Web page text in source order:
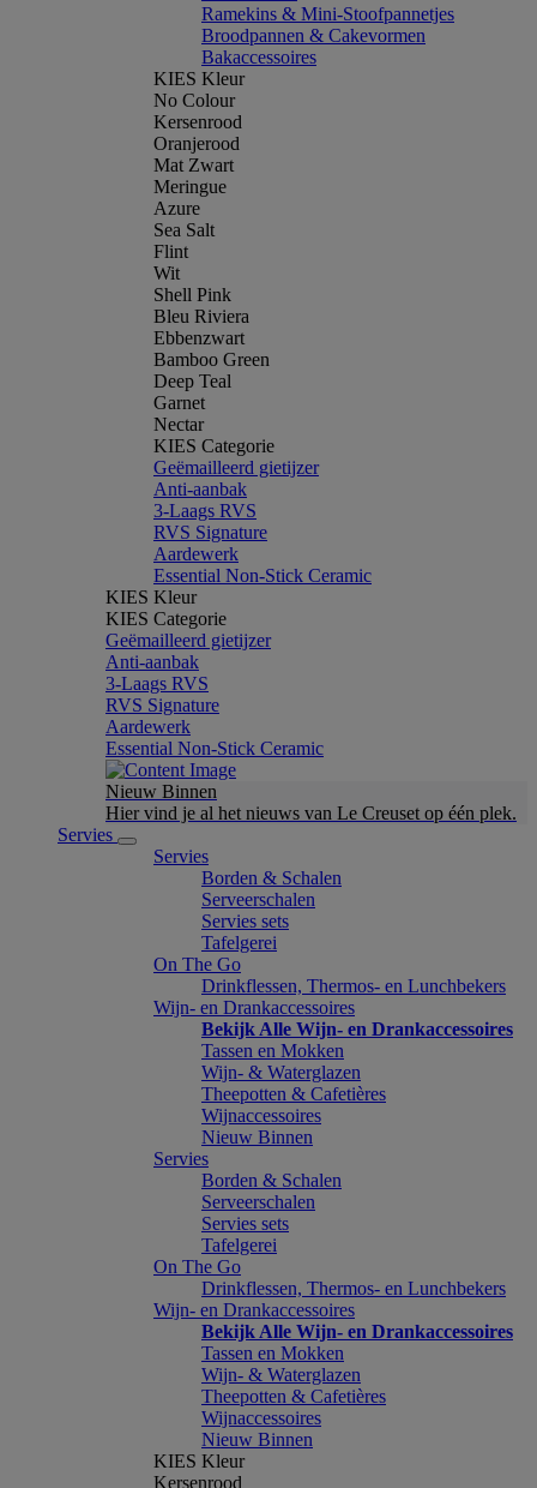
Ramekins & Mini-Stoofpannetjes
Broodpannen & Cakevormen
Bakaccessoires
KIES Kleur
No Colour
Kersenrood
Oranjerood
Mat Zwart
Meringue
Azure
Sea Salt
Flint
Wit
Shell Pink
Bleu Riviera
Ebbenzwart
Bamboo Green
Deep Teal
Garnet
Nectar
KIES Categorie
Geëmailleerd gietijzer
Anti-aanbak
3-Laags RVS
RVS Signature
Aardewerk
Essential Non-Stick Ceramic
KIES Kleur
KIES Categorie
Geëmailleerd gietijzer
Anti-aanbak
3-Laags RVS
RVS Signature
Aardewerk
Essential Non-Stick Ceramic
Nieuw Binnen
Hier vind je al het nieuws van Le Creuset op één plek.
Servies
Servies
Borden & Schalen
Serveerschalen
Servies sets
Tafelgerei
On The Go
Drinkflessen, Thermos- en Lunchbekers
Wijn- en Drankaccessoires
Bekijk Alle Wijn- en Drankaccessoires
Tassen en Mokken
Wijn- & Waterglazen
Theepotten & Cafetières
Wijnaccessoires
Nieuw Binnen
Servies
Borden & Schalen
Serveerschalen
Servies sets
Tafelgerei
On The Go
Drinkflessen, Thermos- en Lunchbekers
Wijn- en Drankaccessoires
Bekijk Alle Wijn- en Drankaccessoires
Tassen en Mokken
Wijn- & Waterglazen
Theepotten & Cafetières
Wijnaccessoires
Nieuw Binnen
KIES Kleur
Kersenrood